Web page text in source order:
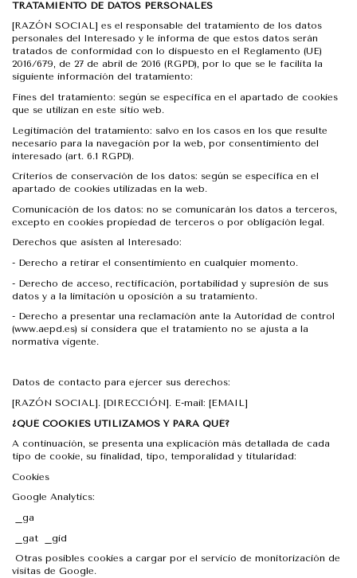
TRATAMIENTO DE DATOS PERSONALES
[RAZÓN SOCIAL] es el responsable del tratamiento de los datos
personales del Interesado y le informa de que estos datos serán
tratados de conformidad con lo dispuesto en el Reglamento (UE)
2016/679, de 27 de abril de 2016 (RGPD), por lo que se le facilita la
siguiente información del tratamiento:
Fines del tratamiento: según se especifica en el apartado de cookies
que se utilizan en este sitio web.
Legitimación del tratamiento: salvo en los casos en los que resulte
necesario para la navegación por la web, por consentimiento del
interesado (art. 6.1 RGPD).
Criterios de conservación de los datos: según se especifica en el
apartado de cookies utilizadas en la web.
Comunicación de los datos: no se comunicarán los datos a terceros,
excepto en cookies propiedad de terceros o por obligación legal.
Derechos que asisten al Interesado:
- Derecho a retirar el consentimiento en cualquier momento.
- Derecho de acceso, rectificación, portabilidad y supresión de sus
datos y a la limitación u oposición a su tratamiento.
- Derecho a presentar una reclamación ante la Autoridad de control
(www.aepd.es) si considera que el tratamiento no se ajusta a la
normativa vigente.
Datos de contacto para ejercer sus derechos:
[RAZÓN SOCIAL]. [DIRECCIÓN]. E-mail: [EMAIL]
¿QUÉ COOKIES UTILIZAMOS Y PARA QUÉ?
A continuación, se presenta una explicación más detallada de cada
tipo de cookie, su finalidad, tipo, temporalidad y titularidad:
Cookies
Google Analytics:
_ga
_gat _gid
Otras posibles cookies a cargar por el servicio de monitorización de
visitas de Google.